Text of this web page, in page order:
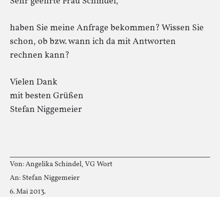
haben Sie meine Anfrage bekommen? Wissen Sie
schon, ob bzw. wann ich da mit Antworten
rechnen kann?
Vielen Dank
mit besten Grüßen
Stefan Niggemeier
Von: Angelika Schindel, VG Wort
An: Stefan Niggemeier
6. Mai 2013.